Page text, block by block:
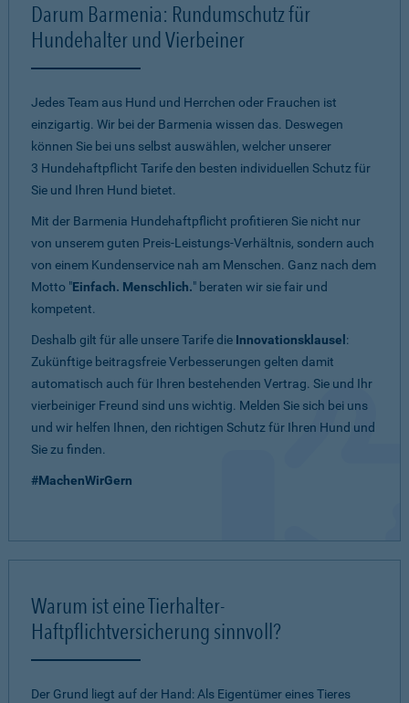
Darum Barmenia: Rundumschutz für
Hundehalter und Vierbeiner
Jedes Team aus Hund und Herrchen oder Frauchen ist
einzigartig. Wir bei der Barmenia wissen das. Deswegen
können Sie bei uns selbst auswählen, welcher unserer
3 Hundehaftpflicht Tarife den besten individuellen Schutz für
Sie und Ihren Hund bietet.
Mit der Barmenia Hundehaftpflicht profitieren Sie nicht nur
von unserem guten Preis-Leistungs-Verhältnis, sondern auch
von einem Kundenservice nah am Menschen. Ganz nach dem
Motto "Einfach. Menschlich." beraten wir sie fair und
kompetent.
Deshalb gilt für alle unsere Tarife die Innovationsklausel :
Zukünftige beitragsfreie Verbesserungen gelten damit
automatisch auch für Ihren bestehenden Vertrag. Sie und Ihr
vierbeiniger Freund sind uns wichtig. Melden Sie sich bei uns
und wir helfen Ihnen, den richtigen Schutz für Ihren Hund und
Sie zu finden.
#MachenWirGern
Warum ist eine Tierhalter-
Haftpflichtversicherung sinnvoll?
Der Grund liegt auf der Hand: Als Eigentümer eines Tieres